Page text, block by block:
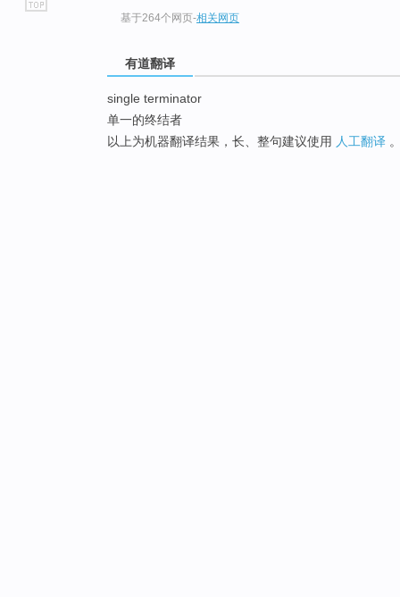
基于264个网页-相关网页
有道翻译
single terminator
单一的终结者
以上为机器翻译结果，长、整句建议使用 人工翻译